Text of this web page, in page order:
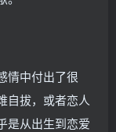
情中付出了很
自拔，或者恋人
是从出生到恋爱